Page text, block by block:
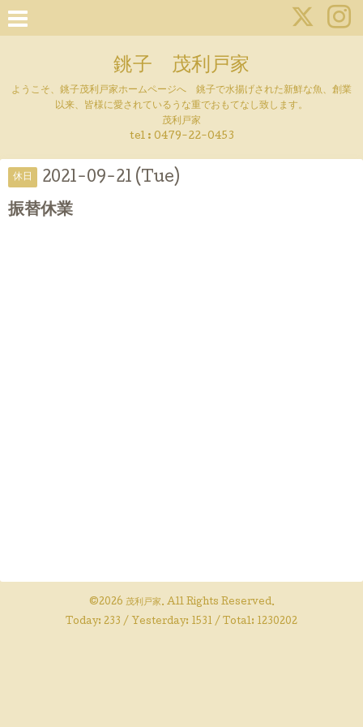
銚子 茂利戸家
ようこそ、銚子茂利戸家ホームページへ 銚子で水揚げされた新鮮な魚、創業
以来、皆様に愛されているうな重でおもてなし致します。
茂利戸家
tel : 0479-22-0453
休日 2021-09-21 (Tue)
振替休業
©2026 茂利戸家. All Rights Reserved.
Today: 233 / Yesterday: 1531 / Total: 1230202